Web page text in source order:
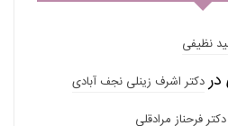
نظیفی
دردکتر اشرف زینلی نجف آبادی
دکتر فرحناز مرادقلی